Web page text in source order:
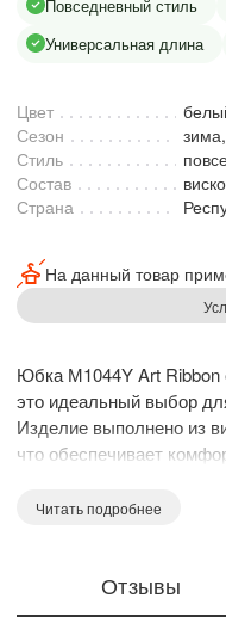
Повседневный стиль
Универсальная длина
Цвет
Сезон
Стиль
Состав
Страна
На данный товар
Юбка М1044Y Art Ribbon
это идеальный выбор
Изделие выполнено из
что обеспечивает
цвете с клетчатым
гардероба и
Читать подробнее
Отзывы